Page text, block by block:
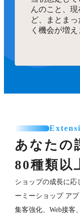
んのこと、
ど、まとま
く機会が増え
あなたの
80種類以
ショップの成長に応
ーミーショップ ア
集客強化、Web接客